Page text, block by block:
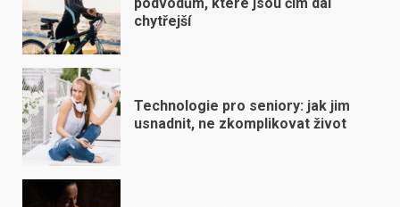
chytřejší
Technologie pro seniory: jak jim
usnadnit, ne zkomplikovat život